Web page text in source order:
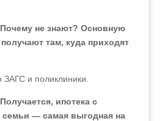
не знают? Основную
там, куда приходят
ЗАГС и поликлиники.
ипотека с
семьи — самая выгодная на